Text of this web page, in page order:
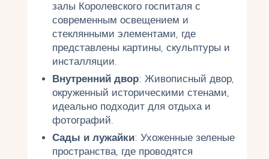
залы Королевского госпиталя с
современным освещением и
стеклянными элементами, где
представлены картины, скульптуры и
инсталляции.
Внутренний двор: Живописный двор,
окруженный историческими стенами,
идеально подходит для отдыха и
фотографий.
Сады и лужайки: Ухоженные зеленые
пространства, где проводятся